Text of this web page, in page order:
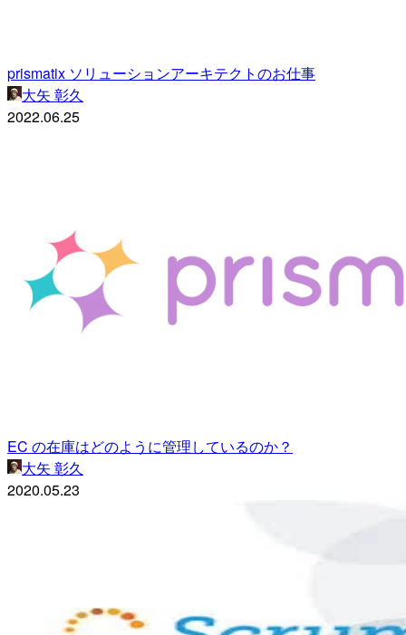
prismatix ソリューションアーキテクトのお仕事
大矢 彰久
2022.06.25
EC の在庫はどのように管理しているのか？
大矢 彰久
2020.05.23